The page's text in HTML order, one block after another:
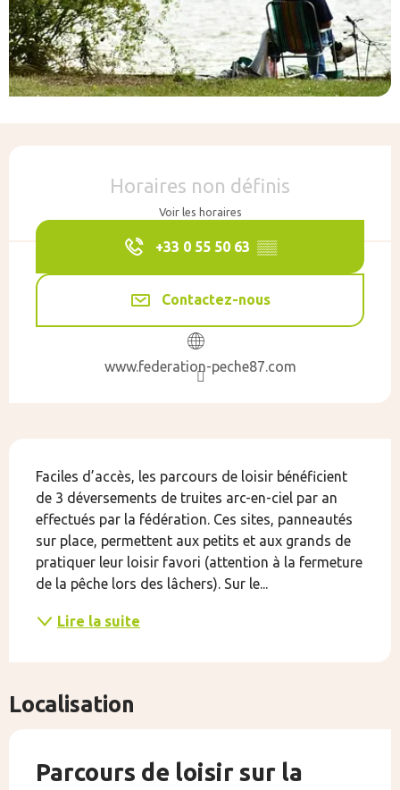
Horaires non définis
Voir les horaires
+33 0 55 50 63 ▒▒
Contactez-nous
www.federation-peche87.com
Faciles d’accès, les parcours de loisir bénéficient
de 3 déversements de truites arc-en-ciel par an
effectués par la fédération. Ces sites, panneautés
sur place, permettent aux petits et aux grands de
pratiquer leur loisir favori (attention à la fermeture
de la pêche lors des lâchers). Sur le...
Lire la suite
Localisation
Parcours de loisir sur la